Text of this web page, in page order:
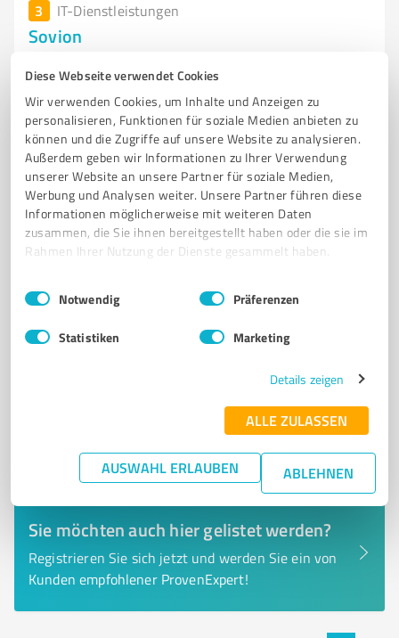
Diese Webseite verwendet Cookies
Wir verwenden Cookies, um Inhalte und Anzeigen zu
personalisieren, Funktionen für soziale Medien anbieten zu
können und die Zugriffe auf unsere Website zu analysieren.
Außerdem geben wir Informationen zu Ihrer Verwendung
unserer Website an unsere Partner für soziale Medien,
Werbung und Analysen weiter. Unsere Partner führen diese
Informationen möglicherweise mit weiteren Daten
zusammen, die Sie ihnen bereitgestellt haben oder die sie im
Rahmen Ihrer Nutzung der Dienste gesammelt haben.
Impressum Datenschutzbestimmungen
Einwilligungsauswahl
Notwendig Präferenzen
Statistiken Marketing
Details zeigen
ALLE ZULASSEN
AUSWAHL ERLAUBEN ABLEHNEN
3 IT-Dienstleistungen
Sovion
Hosting & Wartung
WEBENTWICKLUNG REACT REACT NATIVE NODE.JS POSTGRESQL
REST API APPCARE HOSTING MOBILE APP FULLSTACK ERP
Volksgartenstraße 145, 41065 Mönchengladbach
hallo@sovion.tech www.sovion.tech
Nicht bewertet
Sie möchten auch hier gelistet werden?
Registrieren Sie sich jetzt und werden Sie ein von
Kunden empfohlener ProvenExpert!